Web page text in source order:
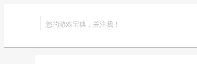
您的游戏宝典，关注我！